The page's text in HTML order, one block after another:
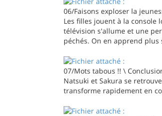
06/Faisons exploser la
Les filles jouent à la console
télévision s'allume et une
péchés. On en apprend
07/Mots tabous !! \
Natsuki et Sakura se
transforme rapidement en